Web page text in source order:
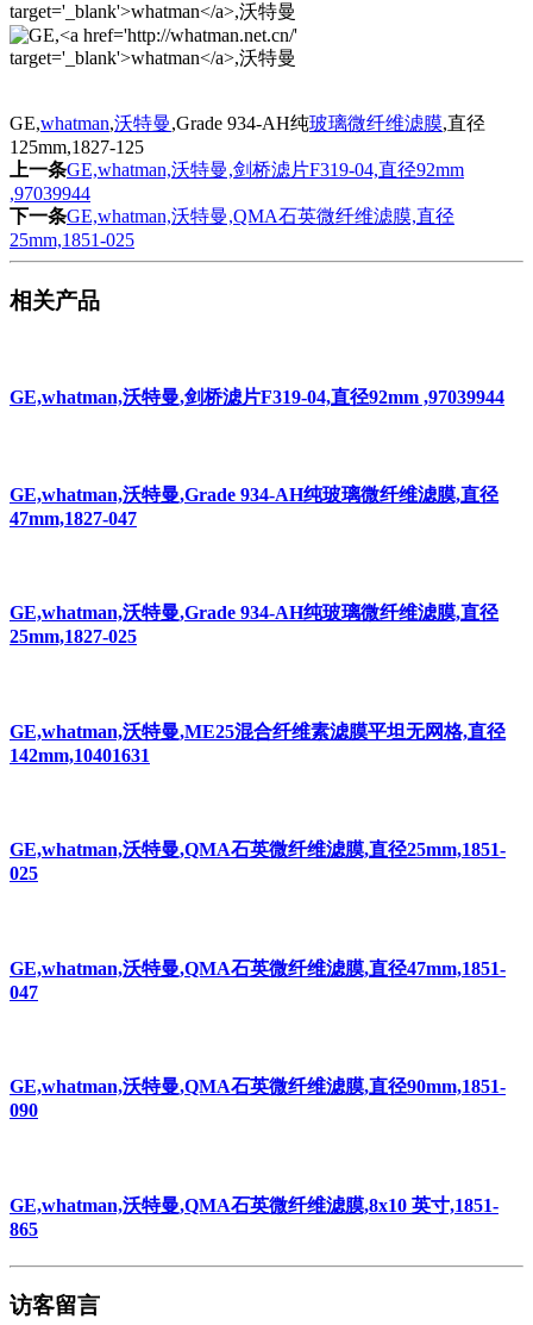
GE,whatman,沃特曼,Grade 934-AH纯玻璃微纤维滤膜,直径
125mm,1827-125
上一条GE,whatman,沃特曼,剑桥滤片F319-04,直径92mm
,97039944
下一条GE,whatman,沃特曼,QMA石英微纤维滤膜,直径
25mm,1851-025
相关产品
GE,whatman,沃特曼,剑桥滤片F319-04,直径92mm ,97039944
GE,whatman,沃特曼,Grade 934-AH纯玻璃微纤维滤膜,直径
47mm,1827-047
GE,whatman,沃特曼,Grade 934-AH纯玻璃微纤维滤膜,直径
25mm,1827-025
GE,whatman,沃特曼,ME25混合纤维素滤膜平坦无网格,直径
142mm,10401631
GE,whatman,沃特曼,QMA石英微纤维滤膜,直径25mm,1851-
025
GE,whatman,沃特曼,QMA石英微纤维滤膜,直径47mm,1851-
047
GE,whatman,沃特曼,QMA石英微纤维滤膜,直径90mm,1851-
090
GE,whatman,沃特曼,QMA石英微纤维滤膜,8x10 英寸,1851-
865
访客留言